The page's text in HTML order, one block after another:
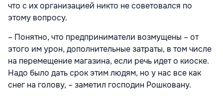
что с их организацией никто не советовался по
этому вопросу.
– Понятно, что предприниматели возмущены – от
этого им урон, дополнительные затраты, в том числе
на перемещение магазина, если речь идет о киоске.
Надо было дать срок этим людям, но у нас все как
снег на голову, – заметил господин Рошковану.